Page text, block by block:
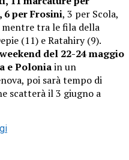
6 per Frosini, 3 per Scola,
mentre tra le fila della
(11) e Ratahiry (9).
del 22-24 maggio
e Poloniain un
poi sarà tempo di
scatterà il 3 giugno a